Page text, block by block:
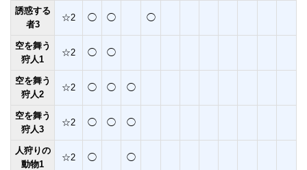
誘惑する
者3
☆2 ◯ ◯ ◯
空を舞う
狩人1
☆2 ◯ ◯
空を舞う
狩人2
☆2 ◯ ◯ ◯
空を舞う
狩人3
☆2 ◯ ◯ ◯
人狩りの
動物1
☆2 ◯ ◯